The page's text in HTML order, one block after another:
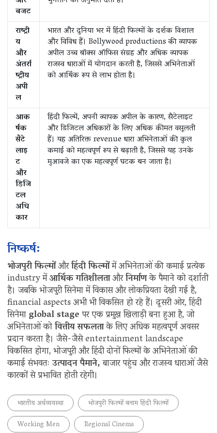
बजट
राष्ट्री
य
और
अंतर्रा
ष्ट्रीय
अपी
ल
भारत और दुनिया भर में हिंदी फिल्मों के दर्शक विशाल
और विविध हैं। Bollywood productions की व्यापक
अपील उच्च बॉक्स ऑफिस संग्रह और अधिक व्यापक
राजस्व धाराओं में योगदान करती है, जिससे अभिनेताओं
को आर्थिक रूप से लाभ होता है।
आक
र्षक
सैटे
लाइ
ट
और
डिजि
टल
अधि
कार
हिंदी फिल्में, अपनी व्यापक अपील के कारण, सैटेलाइट
और डिजिटल अधिकारों के लिए अधिक कीमत वसूलती
हैं। यह अतिरिक्त revenue धारा अभिनेताओं की कुल
कमाई को महत्वपूर्ण रूप से बढ़ाती है, जिससे यह उनके
मुआवजे का एक महत्वपूर्ण घटक बन जाता है।
निष्कर्ष:
भोजपुरी फिल्मोंऔरहिंदी फिल्मोंमें अभिनेताओं की कमाई प्रत्येक
industry मेंआर्थिक गतिशीलताऔरनिर्माणके पैमाने को दर्शाती
है। जबकि भोजपुरी सिनेमा में विकास और लोकप्रियता देखी गई है,
financial aspects अभी भी विकसित हो रहे हैं। दूसरी ओर, हिंदी
सिनेमाglobal stageपर एक प्रमुख खिलाड़ी बना हुआ है, जो
अभिनेताओं कोवित्तीय सफलताके लिए अधिक महत्वपूर्ण अवसर
प्रदान करता है। जैसे-जैसे entertainment landscape
विकसित होगा, भोजपुरी और हिंदी दोनों फिल्मों के अभिनेताओं की
कमाई संभवतःउत्पादन पैमाने,बाजार पहुंच और राजस्व धाराओं जैसे
कारकों से प्रभावित होती रहेगी।
भारतीय अर्थव्यवस्था
भोजपुरी फिल्मों बनाम हिंदी फिल्मों
Working Men
Regional Cinema